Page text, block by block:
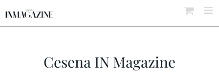
Cesena IN Magazine